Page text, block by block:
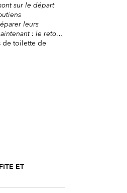
sur le départ
leurs
: le retour,
qu’on a abusé,
pas assez fait de
ET